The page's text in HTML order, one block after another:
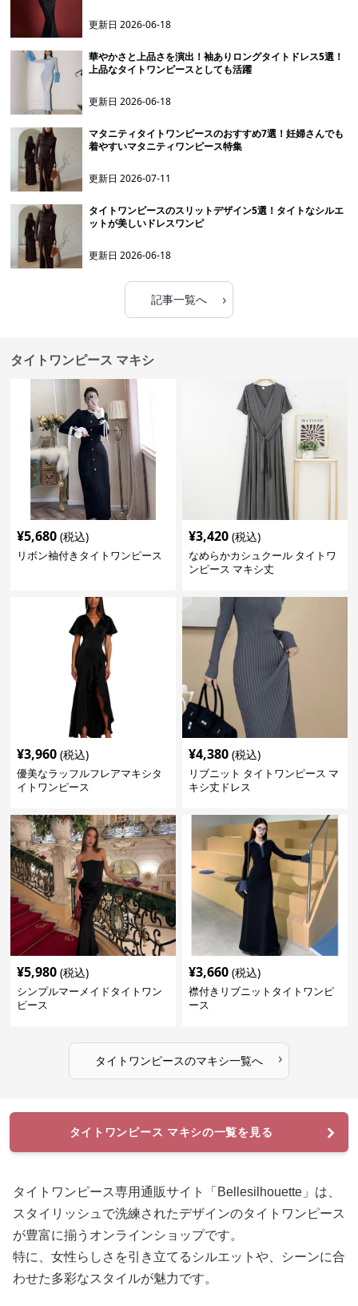
更新日2026-06-18
華やかさと上品さを演出！袖ありロングタイトドレス5選！
上品なタイトワンピースとしても活躍
更新日2026-06-18
マタニティタイトワンピースのおすすめ7選！妊婦さんでも
着やすいマタニティワンピース特集
更新日2026-07-11
タイトワンピースのスリットデザイン5選！タイトなシルエ
ットが美しいドレスワンピ
更新日2026-06-18
記事一覧へ ›
タイトワンピース マキシ
¥5,680 (税込)
リボン袖付きタイトワンピース
¥3,420 (税込)
なめらかカシュクール タイトワ
ンピース マキシ丈
¥3,960 (税込)
優美なラッフルフレアマキシタ
イトワンピース
¥4,380 (税込)
リブニット タイトワンピース マ
キシ丈ドレス
¥5,980 (税込)
シンプルマーメイドタイトワン
ピース
¥3,660 (税込)
襟付きリブニットタイトワンピ
ース
タイトワンピースのマキシ一覧へ ›
タイトワンピース マキシの一覧を見る
タイトワンピース専用通販サイト「Bellesilhouette」は、
スタイリッシュで洗練されたデザインのタイトワンピース
が豊富に揃うオンラインショップです。
特に、女性らしさを引き立てるシルエットや、シーンに合
わせた多彩なスタイルが魅力です。